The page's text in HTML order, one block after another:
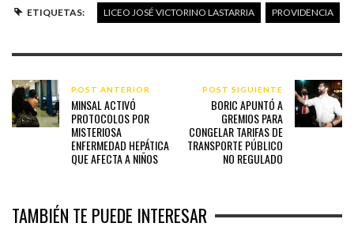
ETIQUETAS: LICEO JOSÉ VICTORINO LASTARRIA PROVIDENCIA
POST ANTERIOR
MINSAL ACTIVÓ
PROTOCOLOS POR
MISTERIOSA
ENFERMEDAD HEPÁTICA
QUE AFECTA A NIÑOS
POST SIGUIENTE
BORIC APUNTÓ A
GREMIOS PARA
CONGELAR TARIFAS DE
TRANSPORTE PÚBLICO
NO REGULADO
TAMBIÉN TE PUEDE INTERESAR